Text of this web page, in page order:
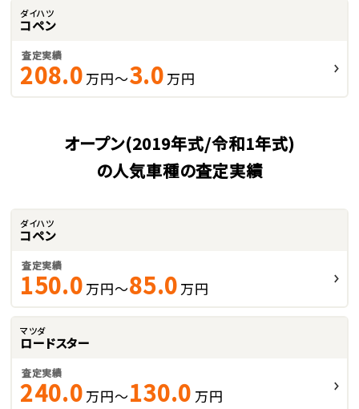
ダイハツ
コペン
査定実績
208.0 万円～3.0 万円
オープン(2019年式/令和1年式)
の人気車種の査定実績
ダイハツ
コペン
査定実績
150.0 万円～85.0 万円
マツダ
ロードスター
査定実績
240.0 万円～130.0 万円